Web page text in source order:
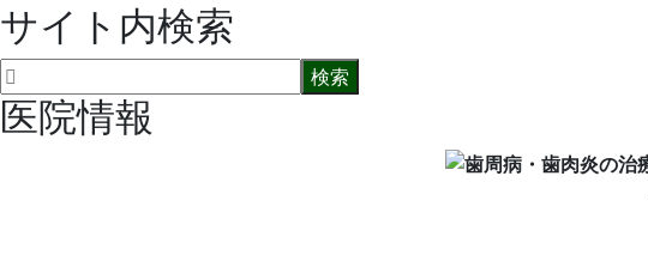
サイト内検索
医院情報